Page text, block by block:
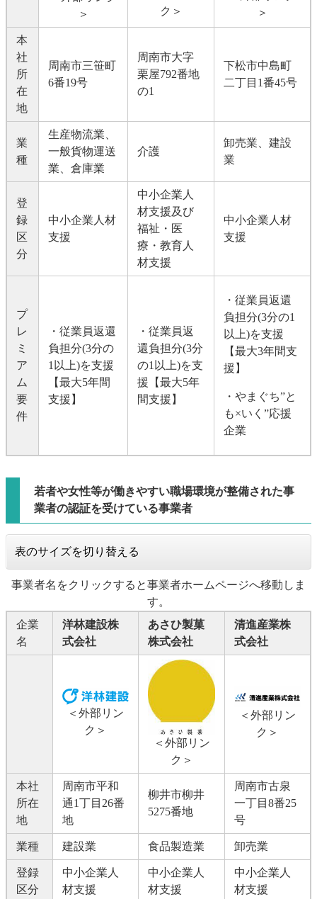
＞
ク＞
＞
本
社
所
在
地
周南市三笹町
6番19号
周南市大字
栗屋792番地
の1
下松市中島町
二丁目1番45号
業
種
生産物流業、
一般貨物運送
業、倉庫業
介護
卸売業、建設
業
登
録
区
分
中小企業人材
支援
中小企業人
材支援及び
福祉・医
療・教育人
材支援
中小企業人材
支援
プ
レ
ミ
ア
ム
要
件
・従業員返還
負担分(3分の
1以上)を支援
【最大5年間
支援】
・従業員返
還負担分(3分
の1以上)を支
援【最大5年
間支援】
・従業員返還
負担分(3分の1
以上)を支援
【最大3年間支
援】
・やまぐち”と
も×いく”応援
企業
若者や女性等が働きやすい職場環境が整備された事
業者の認証を受けている事業者
表のサイズを切り替える
事業者名をクリックすると事業者ホームページへ移動しま
す。
企業
名
洋林建設株
式会社
あさひ製菓
株式会社
清進産業株
式会社
＜外部リン
ク＞
＜外部リン
ク＞
＜外部リン
ク＞
本社
所在
地
周南市平和
通1丁目26番
地
柳井市柳井
5275番地
周南市古泉
一丁目8番25
号
業種 建設業 食品製造業 卸売業
登録
区分
中小企業人
材支援
中小企業人
材支援
中小企業人
材支援